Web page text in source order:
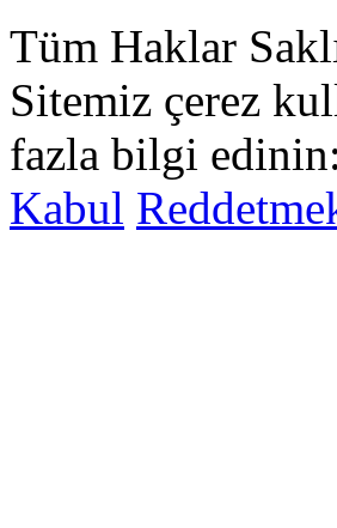
Tüm Haklar
Sitemiz çerez
fazla bilgi edinin:
Kabul